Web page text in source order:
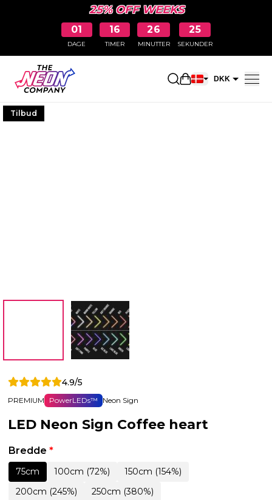
25% OFF WEEKS
01
DAGE
16
TIMER
26
MINUTTER
24
SEKUNDER
Åbn DKK
Tilbud
4.9/5
PREMIUM PowerLEDs™ Neon Sign
LED Neon Sign Coffee heart
Bredde *
75cm 100cm (72%)
150cm (154%)
200cm (245%)
250cm (380%)